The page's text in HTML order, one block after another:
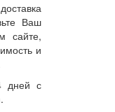
Ваш
сайте,
и
дней с